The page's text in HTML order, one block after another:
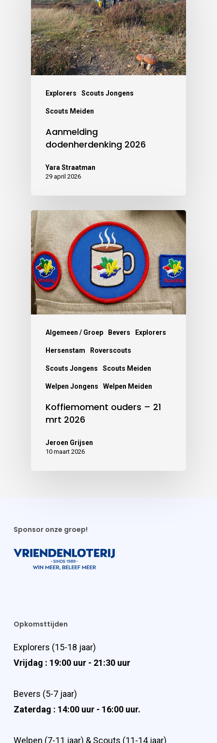
Explorers Scouts Jongens
Scouts Meiden
Aanmelding
dodenherdenking 2026
Yara Straatman
29 april 2026
Algemeen / Groep Bevers Explorers
Hersenstam Roverscouts
Scouts Jongens Scouts Meiden
Welpen Jongens Welpen Meiden
Koffiemoment ouders – 21
mrt 2026
Jeroen Grijsen
10 maart 2026
Sponsor onze groep!
Opkomsttijden
Explorers (15-18 jaar)
Vrijdag : 19:00 uur - 21:30 uur
Bevers (5-7 jaar)
Zaterdag : 14:00 uur - 16:00 uur.
Welpen (7-11 jaar) & Scouts (11-14 jaar)